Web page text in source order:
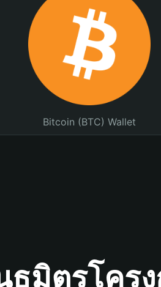
Bitcoin (BTC) Wallet
ธมิตรโคร